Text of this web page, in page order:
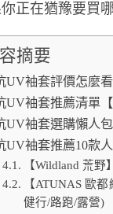
正在猶豫要買
摘要
UV袖套評價怎麼看
UV袖套推薦清單【
UV袖套選購懶人包
UV袖套推薦10款
【Wildland 荒
【ATUNAS 歐
健行/路跑/露營)